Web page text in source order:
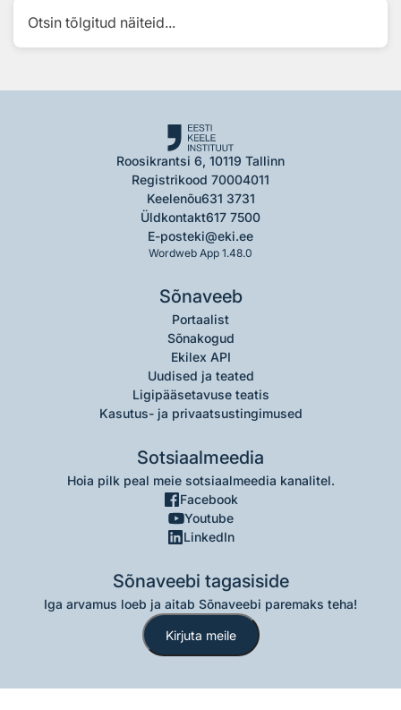
Otsin tõlgitud näiteid...
Roosikrantsi 6, 10119 Tallinn
Registrikood 70004011
Keelenõu631 3731
Üldkontakt617 7500
E-posteki@eki.ee
Wordweb App 1.48.0
Sõnaveeb
Portaalist
Sõnakogud
Ekilex API
Uudised ja teated
Ligipääsetavuse teatis
Kasutus- ja privaatsustingimused
Sotsiaalmeedia
Hoia pilk peal meie sotsiaalmeedia kanalitel.
Facebook
Youtube
LinkedIn
Sõnaveebi tagasiside
Iga arvamus loeb ja aitab Sõnaveebi paremaks teha!
Kirjuta meile